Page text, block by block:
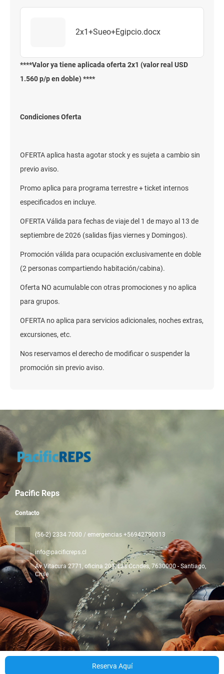
Reserva Aquí
2x1+Sueo+Egipcio.docx
****Valor ya tiene aplicada oferta 2x1 (valor real USD
1.560 p/p en doble) ****
Condiciones Oferta
OFERTA aplica hasta agotar stock y es sujeta a cambio sin
previo aviso.
Promo aplica para programa terrestre + ticket internos
especificados en incluye.
OFERTA Válida para fechas de viaje del 1 de mayo al 13 de
septiembre de 2026 (salidas fijas viernes y Domingos).
Promoción válida para ocupación exclusivamente en doble
(2 personas compartiendo habitación/cabina).
Oferta NO acumulable con otras promociones y no aplica
para grupos.
OFERTA no aplica para servicios adicionales, noches extras,
excursiones, etc.
Nos reservamos el derecho de modificar o suspender la
promoción sin previo aviso.
Pacific Reps
Contacto
(56-2) 2334 7000 / emergencias +56942790013
info@pacificreps.cl
Av Vitacura 2771, oficina 201, Las Condes , 7630000 - Santiago,
Chile